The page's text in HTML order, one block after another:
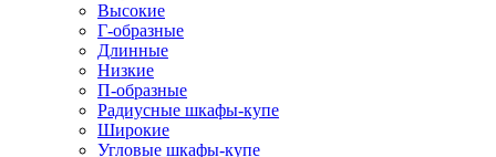
Высокие
Г-образные
Длинные
Низкие
П-образные
Радиусные шкафы-купе
Широкие
Угловые шкафы-купе